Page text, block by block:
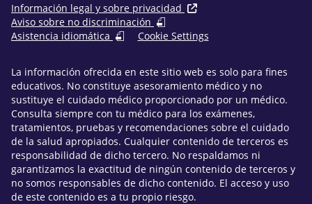
Información legal y sobre privacidad
Aviso sobre no discriminación
Asistencia idiomática
Cookie Settings
La información ofrecida en este sitio web es solo para fines
educativos. No constituye asesoramiento médico y no
sustituye el cuidado médico proporcionado por un médico.
Consulta siempre con tu médico para los exámenes,
tratamientos, pruebas y recomendaciones sobre el cuidado
de la salud apropiados. Cualquier contenido de terceros es
responsabilidad de dicho tercero. No respaldamos ni
garantizamos la exactitud de ningún contenido de terceros y
no somos responsables de dicho contenido. El acceso y uso
de este contenido es a tu propio riesgo.